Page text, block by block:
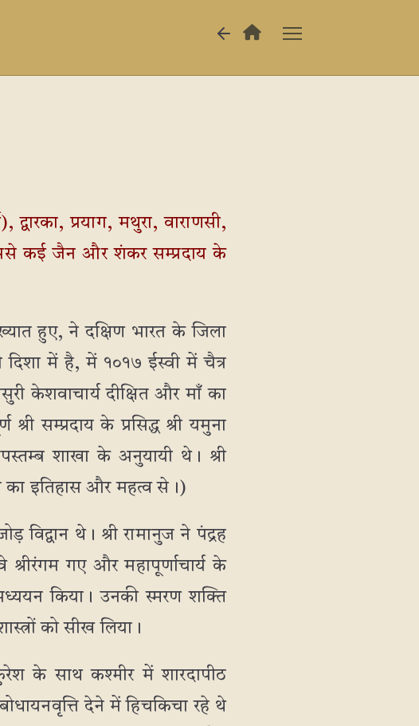
द्वारका, प्रयाग, मथुरा, वाराणसी,
जिससे कई जैन और शंकर सम्प्रदाय के
हुए, ने दक्षिण भारत के जिला
दिशा में है, में १०१७ ईस्वी में चैत्र
केशवाचार्य दीक्षित और माँ का
सम्प्रदाय के प्रसिद्ध श्री यमुना
शाखा के अनुयायी थे। श्री
का इतिहास और महत्व से।)
विद्वान थे। श्री रामानुज ने पंद्रह
गए और महापूर्णाचार्य के
किया। उनकी स्मरण शक्ति
को सीख लिया।
के साथ कश्मीर में शारदापीठ
देने में हिचकिचा रहे थे